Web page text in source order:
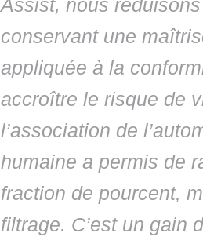
Assist, nous
conservant une
appliquée à la
accroître le risque de
l’association de
humaine a permis de
fraction de pourcent,
filtrage. C’est un gain